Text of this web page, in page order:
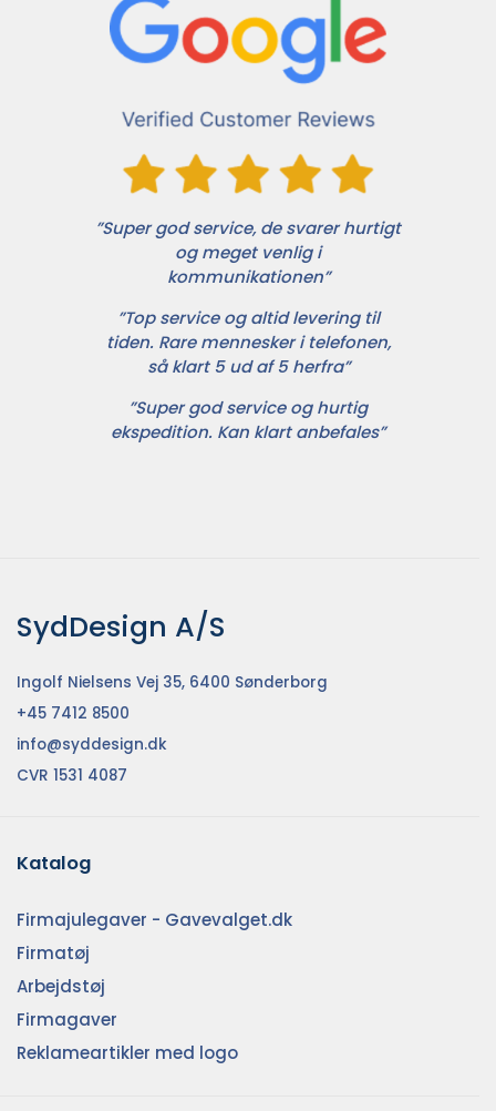
”Super god service, de svarer hurtigt
og meget venlig i
kommunikationen”
”Top service og altid levering til
tiden. Rare mennesker i telefonen,
så klart 5 ud af 5 herfra”
”Super god service og hurtig
ekspedition. Kan klart anbefales”
SydDesign A/S
Ingolf Nielsens Vej 35, 6400 Sønderborg
+45 7412 8500
info@syddesign.dk
CVR 1531 4087
Katalog
Firmajulegaver - Gavevalget.dk
Firmatøj
Arbejdstøj
Firmagaver
Reklameartikler med logo